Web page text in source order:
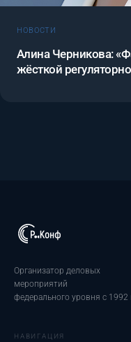
НОВОСТИ
Алина Черникова:
жёсткой
Организатор деловых
мероприятий
федерального уровня с 1992
НАВИГАЦИЯ